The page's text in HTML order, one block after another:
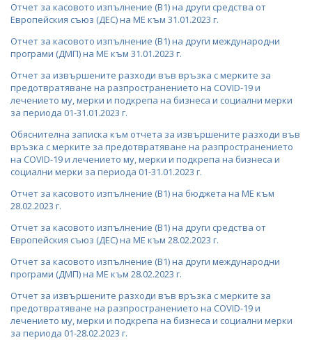
ОТКРИТО УПРАВЛЕНИЕ
ЗАЩИТА НА ЛИЧНИТЕ ДАННИ
ОБЯВИ ЗА КОНКУРСИ
РЕЗУЛТАТИ ОТ КОНКУРСИТЕ
КОНКУРСИ ЗА ИЗБОР НА РЪКОВОДНИ ОРГАНИ НА
ЕНЕРГИЙНИТЕ ДРУЖЕСТВА
РЕЗУЛТАТИ ОТ КОНКУРСИ ЗА ИЗБОР НА
РЪКОВОДНИ ОРГАНИ НА ЕНЕРГИЙНИТЕ ДРУЖЕСТВА
СТУДЕНТСКИ СТАЖОВЕ В ДЪРЖАВНАТА
АДМИНИСТРАЦИЯ
МИНИСТЪР
НОРМАТИВНИ ДОКУМЕНТИ
ЗАКОНИ
ДИРЕКТИВИ И РЕГЛАМЕНТИ
НАРЕДБИ
ПОСТАНОВЛЕНИЯ
ЗАПОВЕДИ И АКТОВЕ
ВРЪЗКИ
ИНСТИТУЦИИ
ВТОРОСТЕПЕННИ РАЗПОРЕДИТЕЛИ
ДРУЖЕСТВА С ДЪРЖАВНО УЧАСТИЕ
БГ ПРЕДСЕДАТЕЛСТВО НА СЪВЕТА НА ЕС
Отчет за касовото изпълнение (В1) на други средства от
Европейския съюз (ДЕС) на МЕ към 31.01.2023 г.
Отчет за касовото изпълнение (В1) на други международни
програми (ДМП) на МЕ към 31.01.2023 г.
Отчет за извършените разходи във връзка с мерките за
предотвратяване на разпространението на COVID-19 и
лечението му, мерки и подкрепа на бизнеса и социални мерки
за периода 01-31.01.2023 г.
Обяснителна записка към отчета за извършените разходи във
връзка с мерките за предотвратяване на разпространението
на COVID-19 и лечението му, мерки и подкрепа на бизнеса и
социални мерки за периода 01-31.01.2023 г.
Отчет за касовото изпълнение (В1) на бюджета на МЕ към
28.02.2023 г.
Отчет за касовото изпълнение (В1) на други средства от
Европейския съюз (ДЕС) на МЕ към 28.02.2023 г.
Отчет за касовото изпълнение (В1) на други международни
програми (ДМП) на МЕ към 28.02.2023 г.
Отчет за извършените разходи във връзка с мерките за
предотвратяване на разпространението на COVID-19 и
лечението му, мерки и подкрепа на бизнеса и социални мерки
за периода 01-28.02.2023 г.